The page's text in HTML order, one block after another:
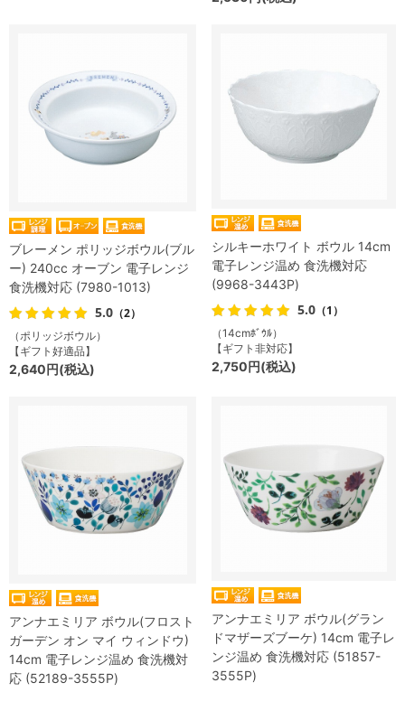
ブレーメン ポリッジボウル(ブル
ー) 240cc オーブン 電子レンジ
食洗機対応 (7980-1013)
5.0 （2）
（ポリッジボウル）
【ギフト好適品】
2,640円(税込)
シルキーホワイト ボウル 14cm
電子レンジ温め 食洗機対応
(9968-3443P)
5.0 （1）
（14cmﾎﾞｳﾙ）
【ギフト非対応】
2,750円(税込)
アンナエミリア ボウル(フロスト
ガーデン オン マイ ウィンドウ)
14cm 電子レンジ温め 食洗機対
応 (52189-3555P)
アンナエミリア ボウル(グラン
ドマザーズブーケ) 14cm 電子レ
ンジ温め 食洗機対応 (51857-
3555P)